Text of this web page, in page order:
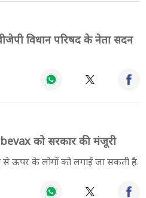
विधान परिषद के नेता सदन
को सरकार की मंजूरी
से ऊपर के लोगों को लगाई जा सकती है.